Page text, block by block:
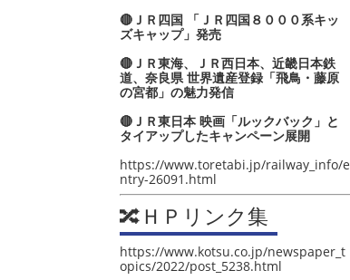
🔴ＪＲ四国 「ＪＲ四国８０００系キッ
ズキャップ」発売
🔴ＪＲ東海、ＪＲ西日本、近畿日本鉄
道、奈良県 世界遺産登録「飛鳥・藤原
の宮都」の魅力発信
🔴ＪＲ東日本 映画「ルックバック」と
タイアップしたキャンペーン展開
https://www.toretabi.jp/railway_info/e
ntry-26091.html
🔀ＨＰリンク集
https://www.kotsu.co.jp/newspaper_t
opics/2022/post_5238.html